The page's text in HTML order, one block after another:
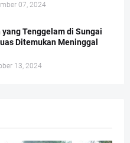
07, 2024
yang Tenggelam di Sungai
Ditemukan Meninggal
13, 2024